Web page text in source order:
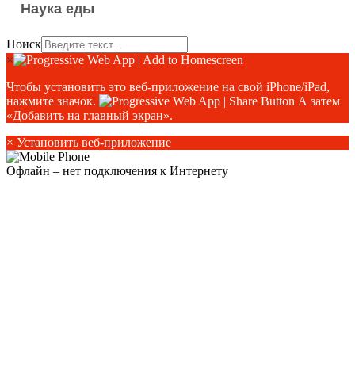
Наука еды
Поиск
×
Чтобы установить это веб-приложение на свой iPhone/iPad,
нажмите значок.
А затем
«Добавить на главный экран».
× Установить веб-приложение
Офлайн – нет подключения к Интернету